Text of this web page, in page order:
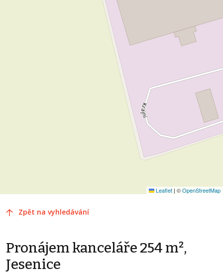
Leaflet | ©OpenStreetMap
Zpět na vyhledávání
Pronájem kanceláře 254 m²,
Jesenice